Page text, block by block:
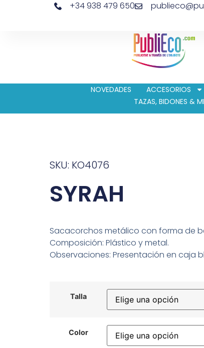
+34 938 479 650
NOVEDADES ACCESORIOS
TAZAS, BIDONES &
SKU: KO4076
SYRAH
Sacacorchos metálico con forma de
Composición: Plástico y metal.
Observaciones: Presentación en caja
Talla
Color